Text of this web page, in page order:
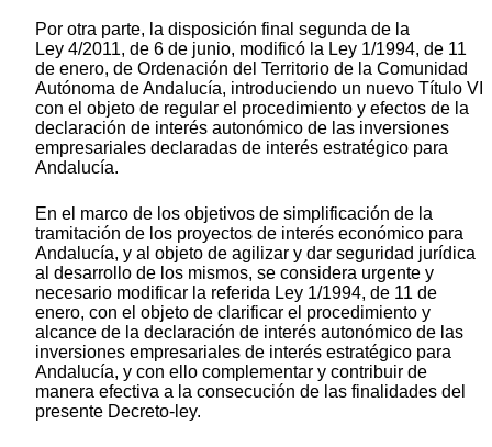
Por otra parte, la disposición final segunda de la
Ley 4/2011, de 6 de junio, modificó la Ley 1/1994, de 11
de enero, de Ordenación del Territorio de la Comunidad
Autónoma de Andalucía, introduciendo un nuevo Título VI
con el objeto de regular el procedimiento y efectos de la
declaración de interés autonómico de las inversiones
empresariales declaradas de interés estratégico para
Andalucía.
En el marco de los objetivos de simplificación de la
tramitación de los proyectos de interés económico para
Andalucía, y al objeto de agilizar y dar seguridad jurídica
al desarrollo de los mismos, se considera urgente y
necesario modificar la referida Ley 1/1994, de 11 de
enero, con el objeto de clarificar el procedimiento y
alcance de la declaración de interés autonómico de las
inversiones empresariales de interés estratégico para
Andalucía, y con ello complementar y contribuir de
manera efectiva a la consecución de las finalidades del
presente Decreto-ley.